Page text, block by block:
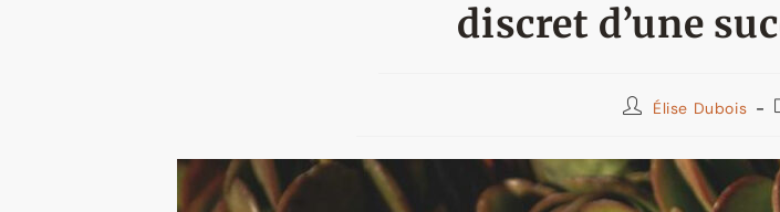
discret d’une
Auteur/autrice
publication :
Élise Dubois